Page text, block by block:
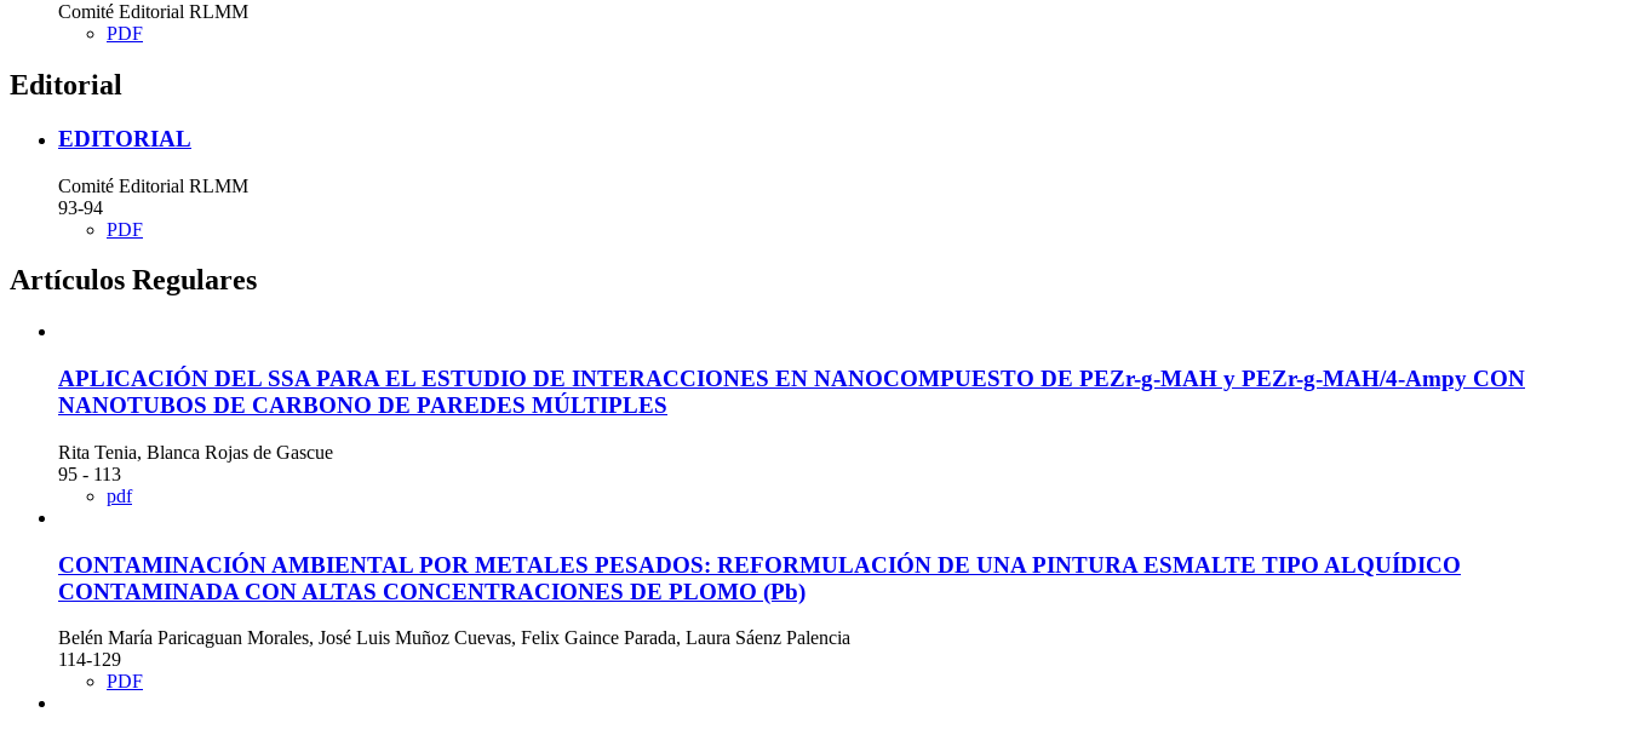
Comité Editorial RLMM
PDF
Editorial
EDITORIAL
Comité Editorial RLMM
93-94
PDF
Artí­culos Regulares
APLICACIÓN DEL SSA PARA EL ESTUDIO DE INTERACCIONES EN NANOCOMPUESTO DE PEZr-g-MAH y PEZr-g-MAH/4-Ampy CON
NANOTUBOS DE CARBONO DE PAREDES MÚLTIPLES
Rita Tenia, Blanca Rojas de Gascue
95 - 113
pdf
CONTAMINACIÓN AMBIENTAL POR METALES PESADOS: REFORMULACIÓN DE UNA PINTURA ESMALTE TIPO ALQUÍDICO
CONTAMINADA CON ALTAS CONCENTRACIONES DE PLOMO (Pb)
Belén María Paricaguan Morales, José Luis Muñoz Cuevas, Felix Gaince Parada, Laura Sáenz Palencia
114-129
PDF